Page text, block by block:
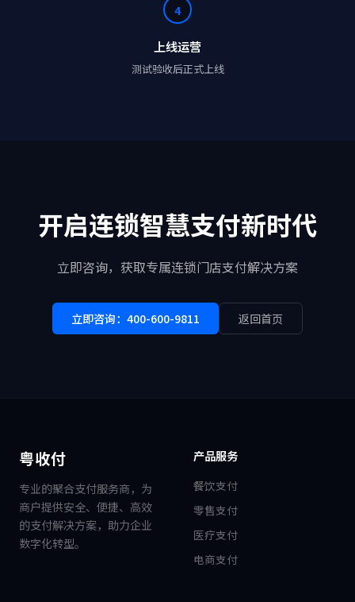
4
上线运营
测试验收后正式上线
开启连锁智慧支付新时代
立即咨询，获取专属连锁门店支付解决方案
立即咨询：400-600-9811 返回首页
粤收付
专业的聚合支付服务商，为
商户提供安全、便捷、高效
的支付解决方案，助力企业
数字化转型。
产品服务
餐饮支付
零售支付
医疗支付
电商支付